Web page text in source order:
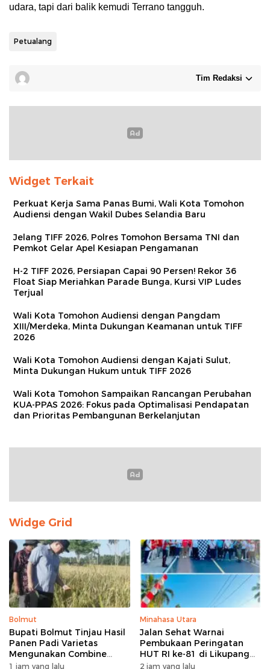
udara, tapi dari balik kemudi Terrano tangguh.
Petualang
Tim Redaksi
Widget Terkait
Perkuat Kerja Sama Panas Bumi, Wali Kota Tomohon
Audiensi dengan Wakil Dubes Selandia Baru
Jelang TIFF 2026, Polres Tomohon Bersama TNI dan
Pemkot Gelar Apel Kesiapan Pengamanan
H-2 TIFF 2026, Persiapan Capai 90 Persen! Rekor 36
Float Siap Meriahkan Parade Bunga, Kursi VIP Ludes
Terjual
Wali Kota Tomohon Audiensi dengan Pangdam
XIII/Merdeka, Minta Dukungan Keamanan untuk TIFF
2026
Wali Kota Tomohon Audiensi dengan Kajati Sulut,
Minta Dukungan Hukum untuk TIFF 2026
Wali Kota Tomohon Sampaikan Rancangan Perubahan
KUA-PPAS 2026: Fokus pada Optimalisasi Pendapatan
dan Prioritas Pembangunan Berkelanjutan
Widge Grid
Bolmut
Bupati Bolmut Tinjau Hasil
Panen Padi Varietas
Mengunakan Combine
Harvester
1 jam yang lalu
Minahasa Utara
Jalan Sehat Warnai
Pembukaan Peringatan
HUT RI ke-81 di Likupang
Barat
2 jam yang lalu